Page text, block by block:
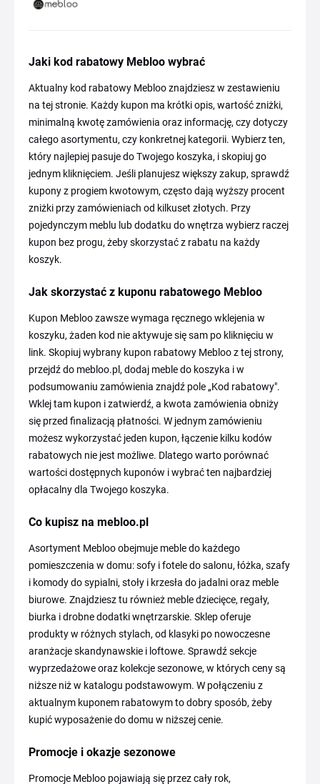
Jaki kod rabatowy Mebloo wybrać
Aktualny kod rabatowy Mebloo znajdziesz w zestawieniu
na tej stronie. Każdy kupon ma krótki opis, wartość zniżki,
minimalną kwotę zamówienia oraz informację, czy dotyczy
całego asortymentu, czy konkretnej kategorii. Wybierz ten,
który najlepiej pasuje do Twojego koszyka, i skopiuj go
jednym kliknięciem. Jeśli planujesz większy zakup, sprawdź
kupony z progiem kwotowym, często dają wyższy procent
zniżki przy zamówieniach od kilkuset złotych. Przy
pojedynczym meblu lub dodatku do wnętrza wybierz raczej
kupon bez progu, żeby skorzystać z rabatu na każdy
koszyk.
Jak skorzystać z kuponu rabatowego Mebloo
Kupon Mebloo zawsze wymaga ręcznego wklejenia w
koszyku, żaden kod nie aktywuje się sam po kliknięciu w
link. Skopiuj wybrany kupon rabatowy Mebloo z tej strony,
przejdź do mebloo.pl, dodaj meble do koszyka i w
podsumowaniu zamówienia znajdź pole „Kod rabatowy".
Wklej tam kupon i zatwierdź, a kwota zamówienia obniży
się przed finalizacją płatności. W jednym zamówieniu
możesz wykorzystać jeden kupon, łączenie kilku kodów
rabatowych nie jest możliwe. Dlatego warto porównać
wartości dostępnych kuponów i wybrać ten najbardziej
opłacalny dla Twojego koszyka.
Co kupisz na mebloo.pl
Asortyment Mebloo obejmuje meble do każdego
pomieszczenia w domu: sofy i fotele do salonu, łóżka, szafy
i komody do sypialni, stoły i krzesła do jadalni oraz meble
biurowe. Znajdziesz tu również meble dziecięce, regały,
biurka i drobne dodatki wnętrzarskie. Sklep oferuje
produkty w różnych stylach, od klasyki po nowoczesne
aranżacje skandynawskie i loftowe. Sprawdź sekcje
wyprzedażowe oraz kolekcje sezonowe, w których ceny są
niższe niż w katalogu podstawowym. W połączeniu z
aktualnym kuponem rabatowym to dobry sposób, żeby
kupić wyposażenie do domu w niższej cenie.
Promocje i okazje sezonowe
Promocje Mebloo pojawiają się przez cały rok,